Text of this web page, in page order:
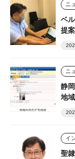
ニ
ベ
提
ニ
静
地
聖